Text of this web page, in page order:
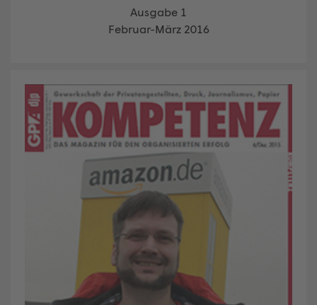
Ausgabe 1
Februar-März 2016